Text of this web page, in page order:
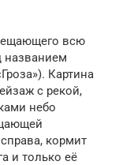
всю
названием
Картина
с рекой,
небо
кормит
и только её